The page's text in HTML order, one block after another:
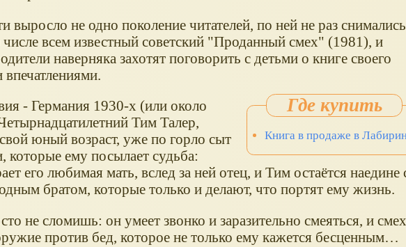
выросло не одно поколение читателей, по ней не раз снимались
всем известный советский "Проданный смех" (1981), и
наверняка захотят поговорить с детьми о книге своего
Книга в продаже в
- Германия 1930-х (или около
Тим Талер,
юный возраст, уже по горло сыт
которые ему посылает судьба:
его любимая мать, вслед за ней отец, и Тим остаётся наедине
братом, которые только и делают, что портят ему жизнь.
не сломишь: он умеет звонко и заразительно смеяться, и
против бед, которое не только ему кажется бесценным…